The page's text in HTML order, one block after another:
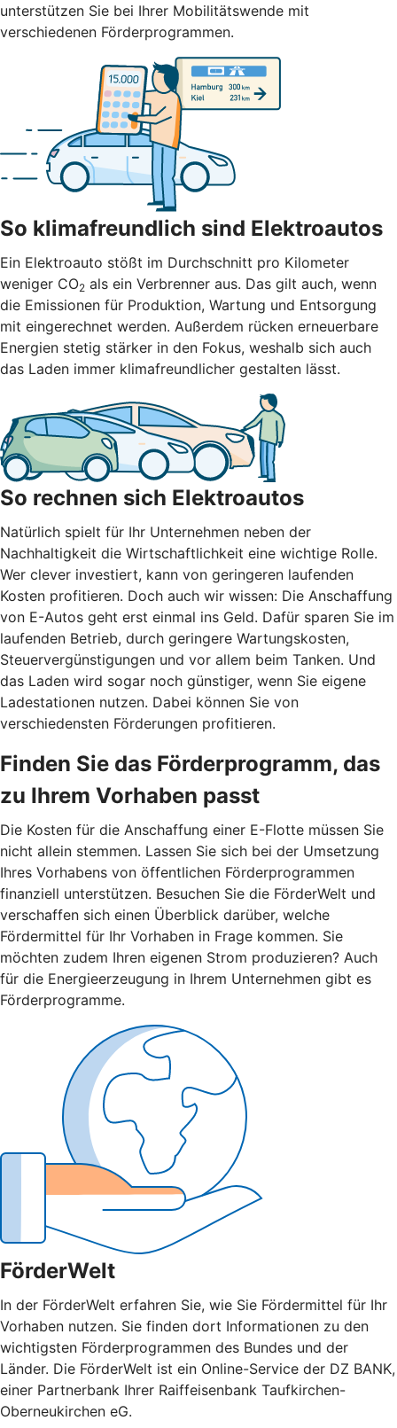
unterstützen Sie bei Ihrer Mobilitätswende mit
verschiedenen Förderprogrammen.
So klimafreundlich sind Elektroautos
Ein Elektroauto stößt im Durchschnitt pro Kilometer
weniger CO2 als ein Verbrenner aus. Das gilt auch, wenn
die Emissionen für Produktion, Wartung und Entsorgung
mit eingerechnet werden. Außerdem rücken erneuerbare
Energien stetig stärker in den Fokus, weshalb sich auch
das Laden immer klimafreundlicher gestalten lässt.
So rechnen sich Elektroautos
Natürlich spielt für Ihr Unternehmen neben der
Nachhaltigkeit die Wirtschaftlichkeit eine wichtige Rolle.
Wer clever investiert, kann von geringeren laufenden
Kosten profitieren. Doch auch wir wissen: Die Anschaffung
von E-Autos geht erst einmal ins Geld. Dafür sparen Sie im
laufenden Betrieb, durch geringere Wartungskosten,
Steuervergünstigungen und vor allem beim Tanken. Und
das Laden wird sogar noch günstiger, wenn Sie eigene
Ladestationen nutzen. Dabei können Sie von
verschiedensten Förderungen profitieren.
Finden Sie das Förderprogramm, das
zu Ihrem Vorhaben passt
Die Kosten für die Anschaffung einer E-Flotte müssen Sie
nicht allein stemmen. Lassen Sie sich bei der Umsetzung
Ihres Vorhabens von öffentlichen Förderprogrammen
finanziell unterstützen. Besuchen Sie die FörderWelt und
verschaffen sich einen Überblick darüber, welche
Fördermittel für Ihr Vorhaben in Frage kommen. Sie
möchten zudem Ihren eigenen Strom produzieren? Auch
für die Energieerzeugung in Ihrem Unternehmen gibt es
Förderprogramme.
FörderWelt
In der FörderWelt erfahren Sie, wie Sie Fördermittel für Ihr
Vorhaben nutzen. Sie finden dort Informationen zu den
wichtigsten Förderprogrammen des Bundes und der
Länder. Die FörderWelt ist ein Online-Service der DZ BANK,
einer Partnerbank Ihrer Raiffeisenbank Taufkirchen-
Oberneukirchen eG.